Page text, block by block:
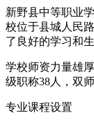
新野县中等职业
校位于县城人民
了良好的学习和生
学校师资力量雄
级职称38人，双
专业课程设置